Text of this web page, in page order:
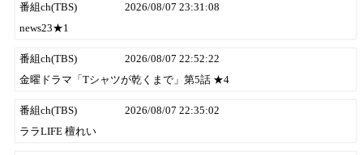
番組ch(TBS)
2026/08/07 23:31:08
news23★1
番組ch(TBS)
2026/08/07 22:52:22
金曜ドラマ「Tシャツが乾くまで」第5話 ★4
番組ch(TBS)
2026/08/07 22:35:02
ララLIFE 檀れい